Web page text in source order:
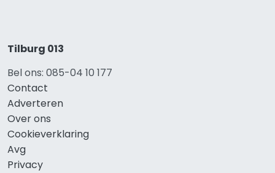
Tilburg 013
Bel ons: 085-04 10 177
Contact
Adverteren
Over ons
Cookieverklaring
Avg
Privacy